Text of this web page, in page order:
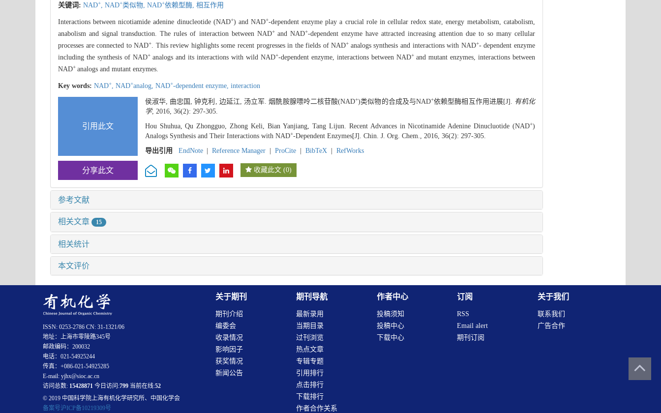
关键词: NAD+ NAD+类似物, NAD+依赖型酶, 相互作用
Interactions between nicotiamide adenine dinucleotide (NAD+) and NAD+-dependent enzyme play a crucial role in cellular redox state, energy metabolism, catabolism,
anabolism and signal transduction. The rules of interaction between NAD+ and NAD+-dependent enzyme have attracted increasing attention due to so many cellular
processes are connected to NAD+ . This review highlights some recent progresses in the fields of NAD+ analogs synthesis and interactions with NAD+- dependent enzyme
including the synthesis of NAD+ analogs and its interactions with wild NAD+-dependent enzyme, interactions between NAD+ and mutant enzymes, interactions between
NAD+ analogs and mutant enzymes.
Key words: NAD+ NAD+analog, NAD+-dependent enzyme, interaction
引用此文
侯淑华, 曲忠国, 钟克利, 边延江, 汤立军. 烟酰胺腺嘌呤二核苷酸(NAD+)类似物的合成及与NAD+依赖型酶相互作用进展[J]. 有机化
学, 2016, 36(2): 297-305.
Hou Shuhua, Qu Zhongguo, Zhong Keli, Bian Yanjiang, Tang Lijun. Recent Advances in Nicotinamide Adenine Dinucluotide (NAD+)
Analogs Synthesis and Their Interactions with NAD+-Dependent Enzymes[J]. Chin. J. Org. Chem., 2016, 36(2): 297-305.
导出引用
EndNote Reference Manager ProCite BibTeX RefWorks
分享此文 收藏此文 (0)
参考文献
相关文章 15
相关统计
本文评价
关于期刊
期刊介绍
编委会
收录情况
影响因子
获奖情况
新闻公告
期刊导航
最新录用
当期目录
过刊浏览
热点文章
专辑专题
引用排行
点击排行
下载排行
作者合作关系
作者中心
投稿须知
投稿中心
下载中心
订阅
RSS
Email alert
期刊订阅
关于我们
联系我们
广告合作
ISSN: 0253-2786 CN: 31-1321/06
地址：上海市零陵路345号
邮政编码：200032
电话：021-54925244
传真：+086-021-54925285
E-mail: yjhx@sioc.ac.cn
访问总数: 15428871 今日访问:799 当前在线:52
© 2019 中国科学院上海有机化学研究所、中国化学会
备案号沪ICP备10219309号